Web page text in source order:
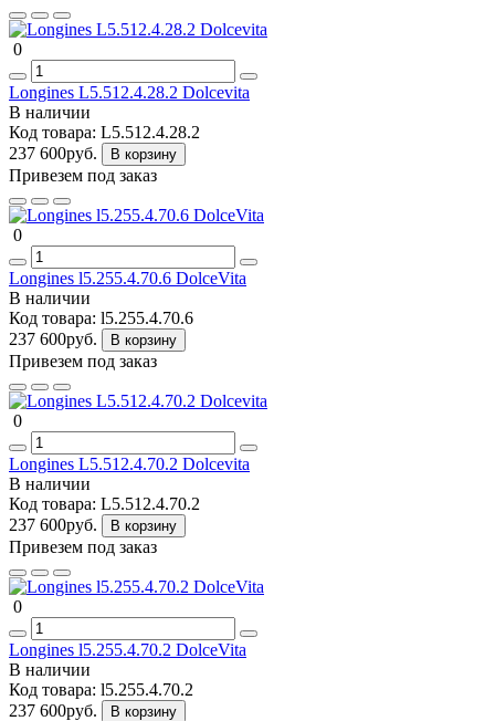
0
Longines L5.512.4.28.2 Dolcevita
В наличии
Код товара: L5.512.4.28.2
237 600руб.
В корзину
Привезем под заказ
0
Longines l5.255.4.70.6 DolceVita
В наличии
Код товара: l5.255.4.70.6
237 600руб.
В корзину
Привезем под заказ
0
Longines L5.512.4.70.2 Dolcevita
В наличии
Код товара: L5.512.4.70.2
237 600руб.
В корзину
Привезем под заказ
0
Longines l5.255.4.70.2 DolceVita
В наличии
Код товара: l5.255.4.70.2
237 600руб.
В корзину